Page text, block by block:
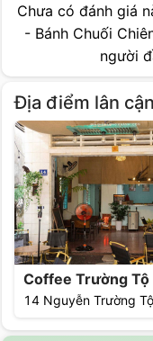
Chưa có đánh giá
- Bánh Chuối
người
Địa điểm lân cận